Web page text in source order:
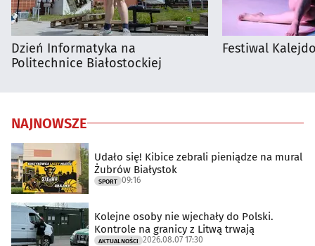
Dzień Informatyka na
Politechnice Białostockiej
Festiwal
NAJNOWSZE
Udało się! Kibice zebrali pieniądze na mural
Żubrów Białystok
SPORT 09:16
Kolejne osoby nie wjechały do Polski.
Kontrole na granicy z Litwą trwają
AKTUALNOŚCI 2026.08.07 17:30